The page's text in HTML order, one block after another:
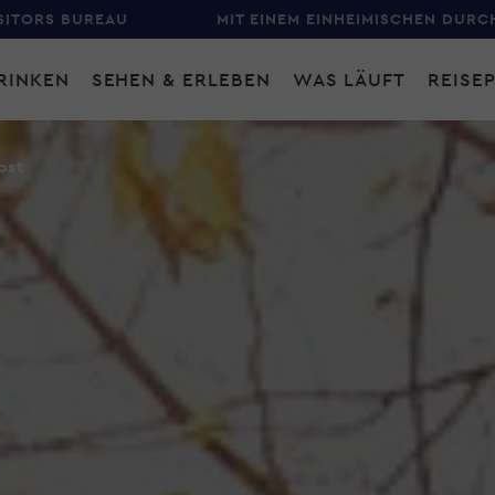
BUREAU MIT EINEM EINHEIMISCHEN
SEHEN & ERLEBEN WAS LÄUFT